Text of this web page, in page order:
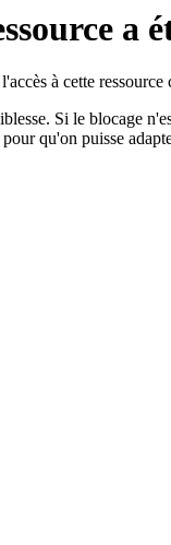
a
à cette
Si le blocage
qu'on puisse